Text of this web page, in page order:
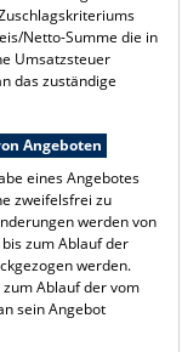
Netto-Summe die in
Umsatzsteuer
das zuständige
Angeboten
eines Angebotes
zweifelsfrei zu
werden von
zum Ablauf der
werden.
Ablauf der vom
sein Angebot